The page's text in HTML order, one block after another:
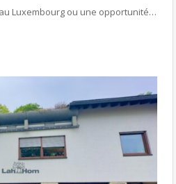
Luxembourg ou une opportunité…